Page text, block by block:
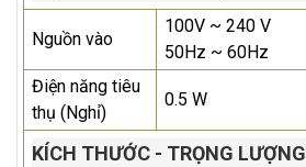
Nguồn vào
100V ~ 240 V
50Hz ~ 60Hz
Điện năng tiêu
thụ (Nghỉ)
0.5 W
KÍCH THƯỚC - TRỌNG LƯỢNG